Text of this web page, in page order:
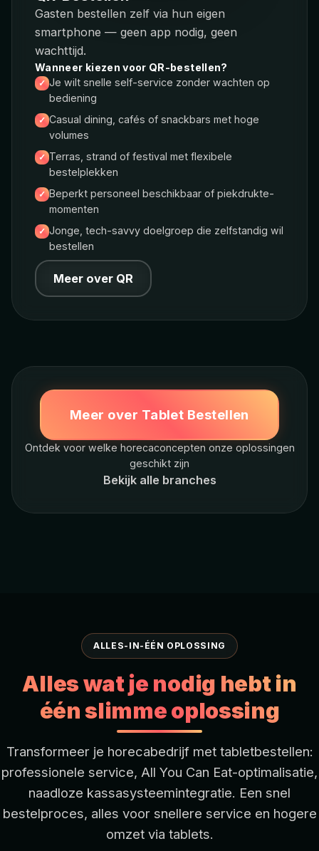
Gasten bestellen zelf via hun eigen
smartphone — geen app nodig, geen
wachttijd.
Wanneer kiezen voor QR-bestellen?
Je wilt snelle self-service zonder wachten op
bediening
Casual dining, cafés of snackbars met hoge
volumes
Terras, strand of festival met flexibele
bestelplekken
Beperkt personeel beschikbaar of piekdrukte-
momenten
Jonge, tech-savvy doelgroep die zelfstandig wil
bestellen
Meer over QR
Meer over Tablet Bestellen
Ontdek voor welke horecaconcepten onze oplossingen
geschikt zijn
Bekijk alle branches
ALLES-IN-ÉÉN OPLOSSING
Alles wat je nodig hebt in
één slimme oplossing
Transformeer je horecabedrijf met tabletbestellen:
professionele service, All You Can Eat-optimalisatie,
naadloze kassasysteemintegratie. Een snel
bestelproces, alles voor snellere service en hogere
omzet via tablets.